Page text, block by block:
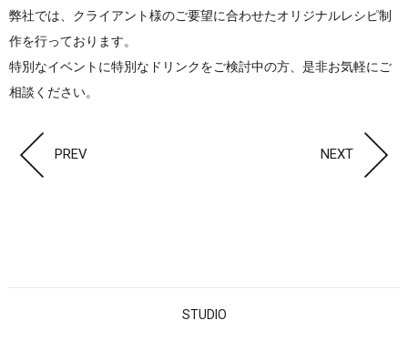
弊社では、クライアント様のご要望に合わせたオリジナルレシピ制
作を行っております。
特別なイベントに特別なドリンクをご検討中の方、是非お気軽にご
相談ください。
PREV NEXT
STUDIO